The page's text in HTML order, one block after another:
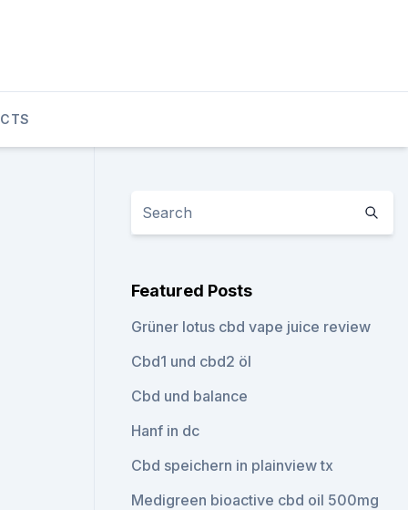
Featured Posts
Grüner lotus cbd vape juice review
Cbd1 und cbd2 öl
Cbd und balance
Hanf in dc
Cbd speichern in plainview tx
Medigreen bioactive cbd oil 500mg